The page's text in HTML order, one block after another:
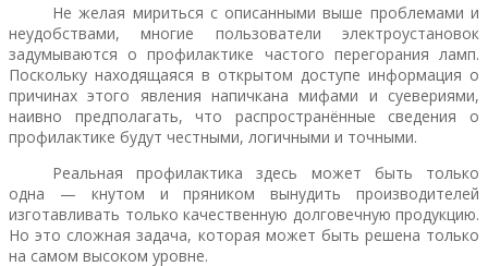
Не желая мириться с описанными выше проблемами и
неудобствами, многие пользователи электроустановок
задумываются о профилактике частого перегорания ламп.
Поскольку находящаяся в открытом доступе информация о
причинах этого явления напичкана мифами и суевериями,
наивно предполагать, что распространённые сведения о
профилактике будут честными, логичными и точными.
Реальная профилактика здесь может быть только
одна — кнутом и пряником вынудить производителей
изготавливать только качественную долговечную продукцию.
Но это сложная задача, которая может быть решена только
на самом высоком уровне.